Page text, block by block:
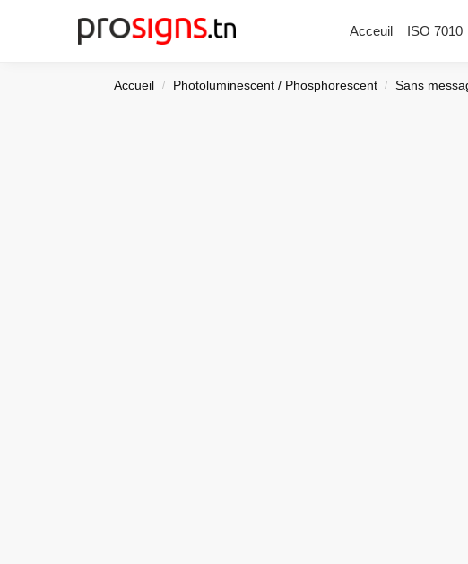
Acceuil ISO 7010
Chercher
Accueil / Photoluminescent / Phosphorescent / Sans